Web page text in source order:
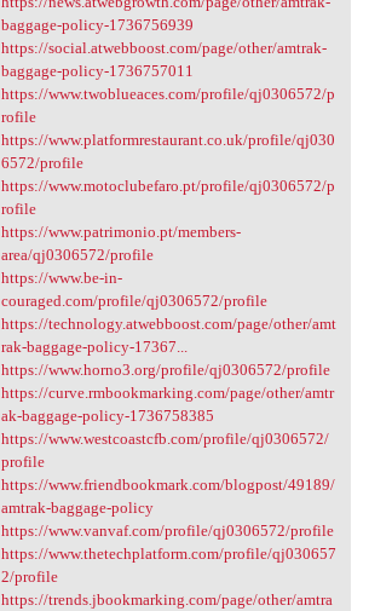
baggage-policy-1736756939
https://social.atwebboost.com/page/other/amtrak-
baggage-policy-1736757011
https://www.twoblueaces.com/profile/qj0306572/p
rofile
https://www.platformrestaurant.co.uk/profile/qj030
6572/profile
https://www.motoclubefaro.pt/profile/qj0306572/p
rofile
https://www.patrimonio.pt/members-
area/qj0306572/profile
https://www.be-in-
couraged.com/profile/qj0306572/profile
https://technology.atwebboost.com/page/other/amt
rak-baggage-policy-17367...
https://www.horno3.org/profile/qj0306572/profile
https://curve.rmbookmarking.com/page/other/amtr
ak-baggage-policy-1736758385
https://www.westcoastcfb.com/profile/qj0306572/
profile
https://www.friendbookmark.com/blogpost/49189/
amtrak-baggage-policy
https://www.vanvaf.com/profile/qj0306572/profile
https://www.thetechplatform.com/profile/qj030657
2/profile
https://trends.jbookmarking.com/page/other/amtra